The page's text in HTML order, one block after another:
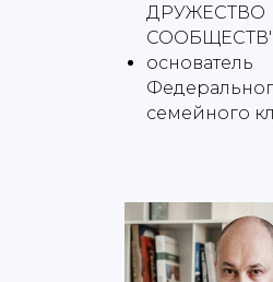
ДРУЖЕСТВО
основатель
семейного